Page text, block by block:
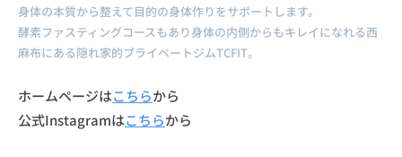
身体の本質から整えて目的の身体作りをサポートします。
酵素ファスティングコースもあり身体の内側からもキレイになれる西
麻布にある隠れ家的プライベートジムTCFIT。
ホームページはこちらから
公式Instagramはこちらから